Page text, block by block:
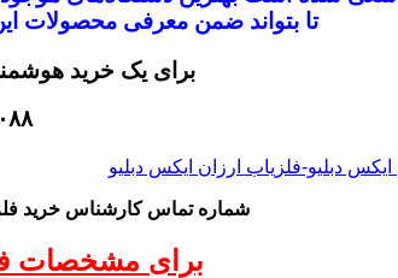
تا بتواند ضمن معرفی محصولات
برای یک خرید
شماره تماس کارشناسخرید
برای مشخصات